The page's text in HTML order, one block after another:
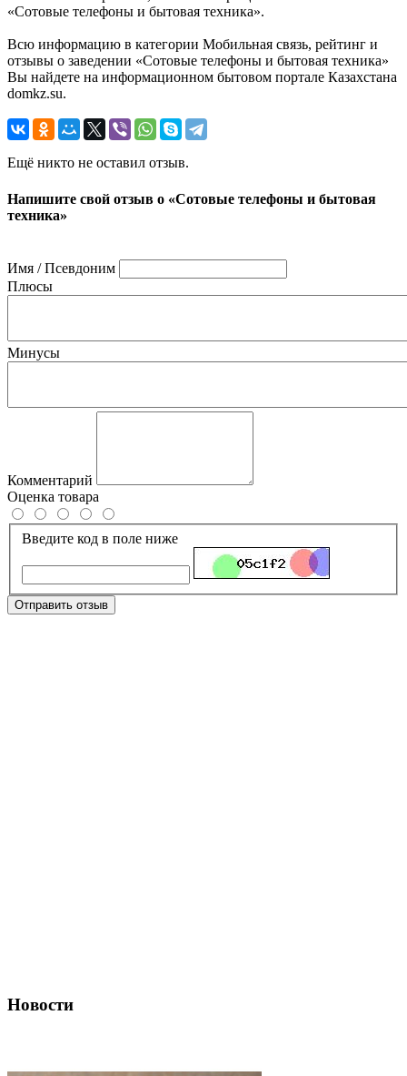
«Сотовые телефоны и бытовая техника».
Всю информацию в категории Мобильная связь, рейтинг и
отзывы о заведении «Сотовые телефоны и бытовая техника»
Вы найдете на информационном бытовом портале Казахстана
domkz.su.
Ещё никто не оставил отзыв.
Напишите свой отзыв о «Сотовые телефоны и бытовая
техника»
Имя / Псевдоним
Плюсы
Минусы
Комментарий
Оценка товара
Введите код в поле ниже
Отправить отзыв
Новости